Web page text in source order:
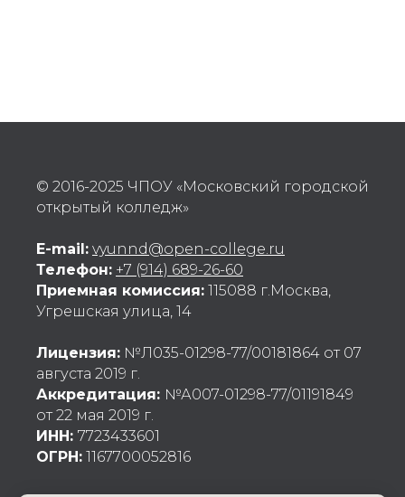
© 2016-2025 ЧПОУ «Московский городской
открытый колледж»
E-mail: vyunnd@open-college.ru
Телефон: +7 (914) 689-26-60
Приемная комиссия: 115088 г.Москва,
Угрешская улица, 14
Лицензия: №Л035-01298-77/00181864 от 07
августа 2019 г.
Аккредитация: №А007-01298-77/01191849
от 22 мая 2019 г.
ИНН: 7723433601
ОГРН: 1167700052816